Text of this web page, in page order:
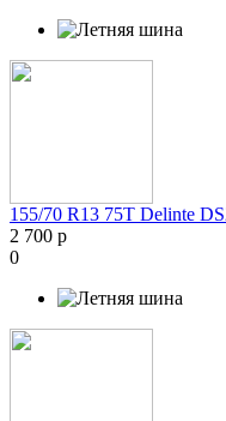
155/70 R13 75T Delinte
2 700 р
0